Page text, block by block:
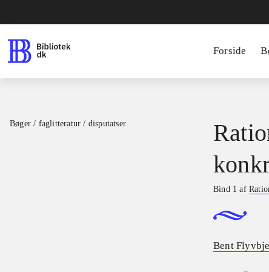
Forside
Bøger / faglitteratur / disputatser
Bind 1 af
Bent